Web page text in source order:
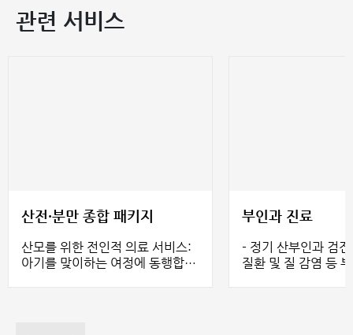
관련 서비스
산전·분만 종합 패키지
산모를 위한 전인적 의료 서비스:
아기를 맞이하는 여정에 동행합니
부인과 진료
- 정기 산부인과 검진 - 자궁, 난소
질환 및 질 감염 등